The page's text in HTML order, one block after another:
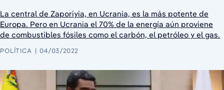
La central de Zaporiyia, en Ucrania, es la más potente de
Europa. Pero en Ucrania el 70% de la energía aún proviene
de combustibles fósiles como el carbón, el petróleo y el gas.
POLÍTICA 04/03/2022